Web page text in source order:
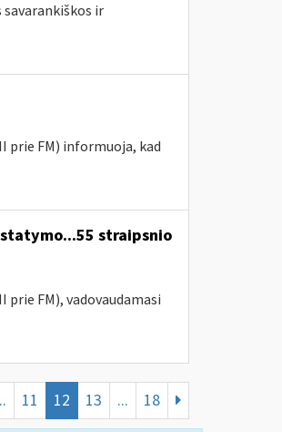
ir
prie FM) informuoja, kad
straipsnio
FM), vadovaudamasi
11 12 13 ... 18